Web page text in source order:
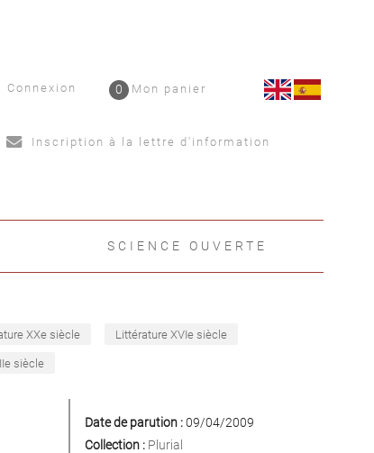
Connexion Mon panier
0
Inscription à la lettre d'information
SCIENCE OUVERTE
XXe siècle Littérature XVIe siècle
siècle
Date de parution :09/04/2009
Collection : Plurial